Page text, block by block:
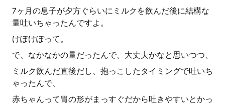
7ヶ月の息子が夕方ぐらいにミルクを飲んだ後に結構な
量吐いちゃったんですよ。
けぽけぽって。
で、なかなかの量だったんで、大丈夫かなと思いつつ、
ミルク飲んだ直後だし、抱っこしたタイミングで吐いち
ゃったんで、
赤ちゃんって胃の形がまっすぐだから吐きやすいとかっ